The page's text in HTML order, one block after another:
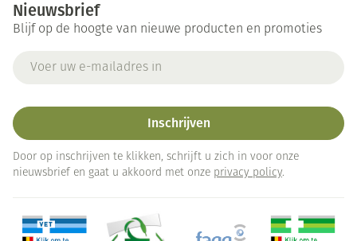
Nieuwsbrief
Blijf op de hoogte van nieuwe producten en promoties
Inschrijven
Door op inschrijven te klikken, schrijft u zich in voor onze
nieuwsbrief en gaat u akkoord met onze privacy policy.